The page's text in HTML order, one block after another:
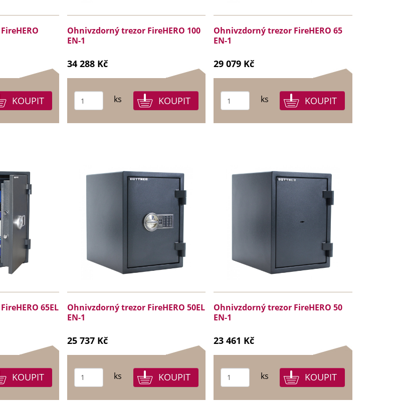
Ohnivzdorný trezor FireHERO 100
EN-1
34 288 Kč
ks
Ohnivzdorný trezor FireHERO 65
EN-1
29 079 Kč
ks
65EL
Ohnivzdorný trezor FireHERO 50EL
EN-1
25 737 Kč
ks
Ohnivzdorný trezor FireHERO 50
EN-1
23 461 Kč
ks